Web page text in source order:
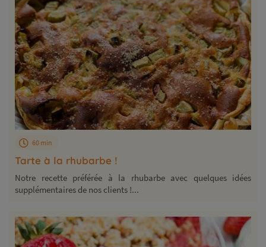
Tarte à la rhubarbe !
60 min
Notre recette préférée à la rhubarbe avec quelques idées
supplémentaires de nos clients !...